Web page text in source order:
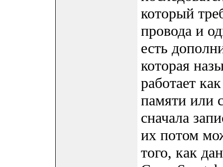
который
провода и
есть
которая
работает
памяти или
сначала
их потом
того, как